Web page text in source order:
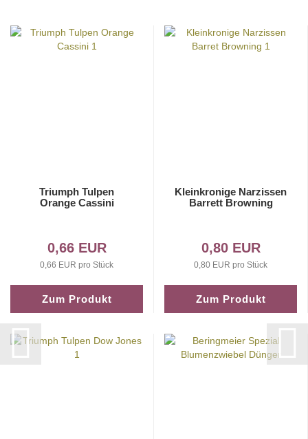
Triumph Tulpen
Orange Cassini
0,66 EUR
0,66 EUR pro Stück
Zum Produkt
Kleinkronige Narzissen
Barrett Browning
0,80 EUR
0,80 EUR pro Stück
Zum Produkt